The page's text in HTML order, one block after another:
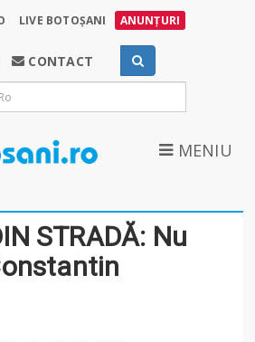
LIVE BOTOȘANI ANUNȚURI
CONTACT
MENIU
STRADĂ: Nu